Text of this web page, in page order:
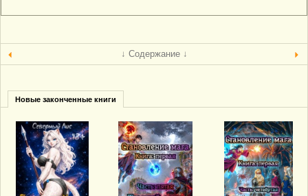
↓ Содержание ↓
Новые законченные книги